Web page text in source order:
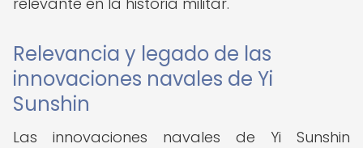
Relevancia y legado de las
innovaciones navales de Yi
Sunshin
Las innovaciones navales de Yi Sunshin